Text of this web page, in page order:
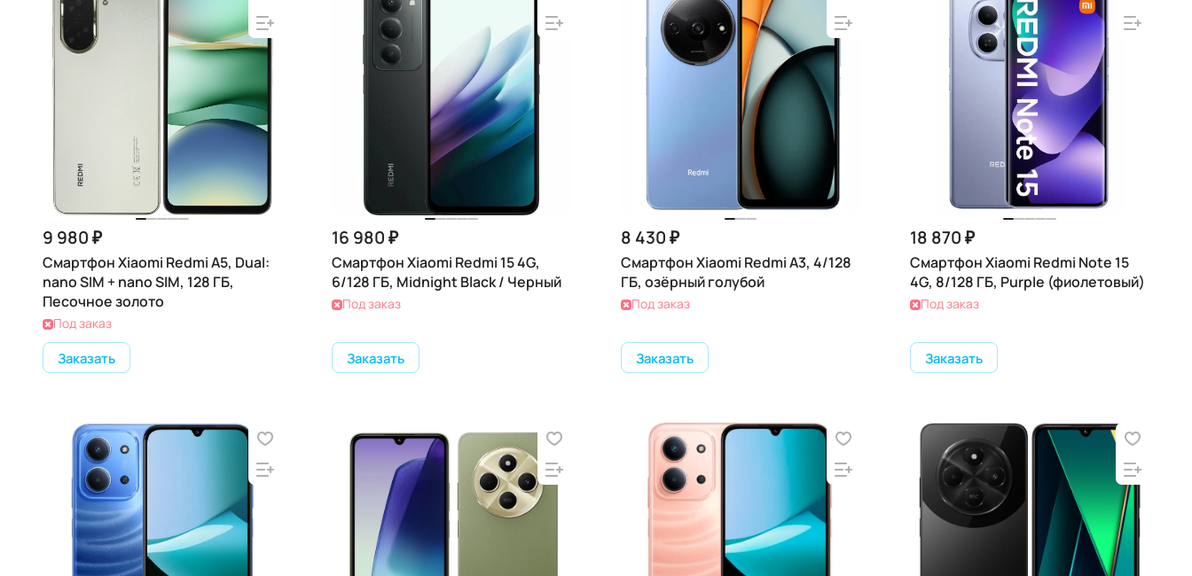
9 980 ₽
Смартфон Xiaomi Redmi A5, Dual:
nano SIM + nano SIM, 128 ГБ,
Песочное золото
Под заказ
Заказать
16 980 ₽
Смартфон Xiaomi Redmi 15 4G,
6/128 ГБ, Midnight Black / Черный
Под заказ
Заказать
8 430 ₽
Смартфон Xiaomi Redmi A3, 4/128
ГБ, озёрный голубой
Под заказ
Заказать
18 870 ₽
Смартфон Xiaomi Redmi Note 15
4G, 8/128 ГБ, Purple (фиолетовый)
Под заказ
Заказать